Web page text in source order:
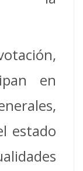
en
estado